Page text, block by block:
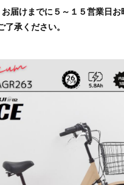
お届けまでに５～１５営業日お
了承ください。